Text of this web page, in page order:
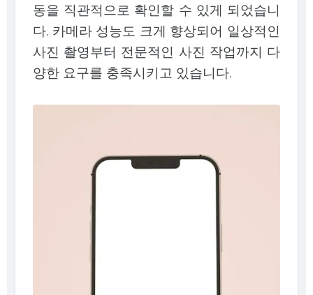
동을 직관적으로 확인할 수 있게 되었습니
다. 카메라 성능도 크게 향상되어 일상적인
사진 촬영부터 전문적인 사진 작업까지 다
양한 요구를 충족시키고 있습니다.